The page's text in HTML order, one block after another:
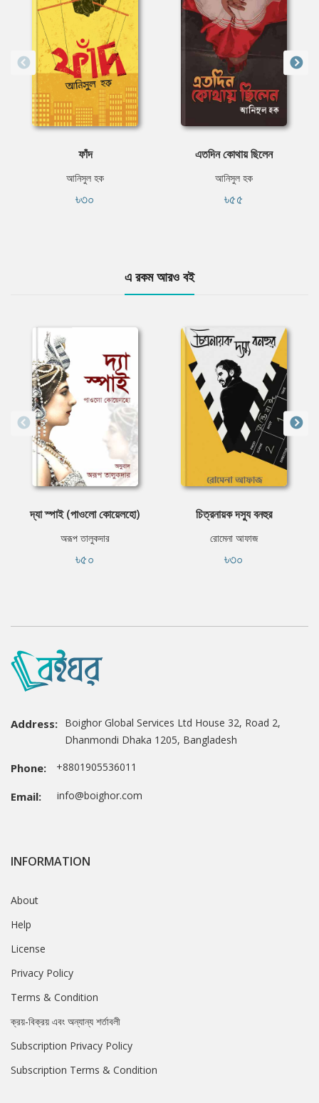
ফাঁদ
আনিসুল হক
৳৩০
এতদিন কোথায় ছিলেন
আনিসুল হক
৳৫৫
এ রকম আরও বই
দ্যা স্পাই (পাওলো কোয়েলহো)
অরূপ তালুকদার
৳৫০
চিত্রনায়ক দস্যু বনহুর
রোমেনা আফাজ
৳৩০
Address: Boighor Global Services Ltd House 32, Road 2,
Dhanmondi Dhaka 1205, Bangladesh
Phone: +8801905536011
Email: info@boighor.com
INFORMATION
About
Help
License
Privacy Policy
Terms & Condition
ক্রয়-বিক্রয় এবং অন্যান্য শর্তাবলী
Subscription Privacy Policy
Subscription Terms & Condition